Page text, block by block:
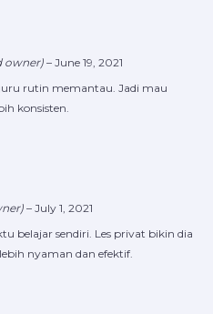
owner)– June 19, 2021
rutin memantau. Jadi mau
konsisten.
– July 1, 2021
belajar sendiri. Les privat bikin dia
nyaman dan efektif.